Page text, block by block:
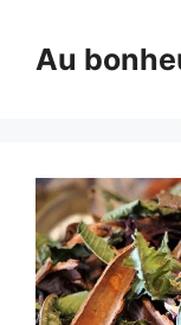
contenu
Au